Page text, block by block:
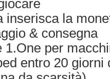
inserisca la
& consegna
1.One per
entro 20